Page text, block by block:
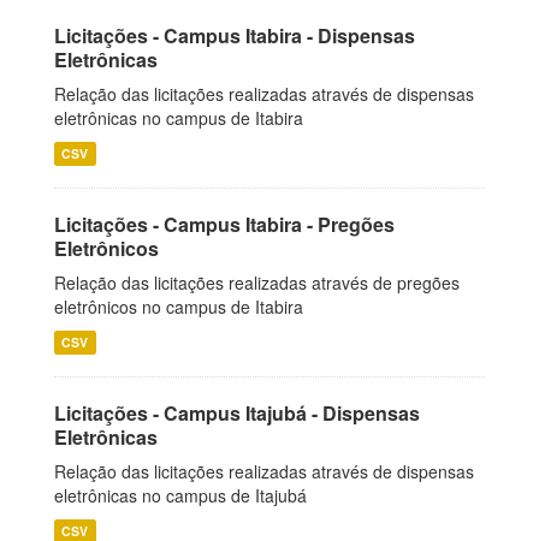
Licitações - Campus Itabira - Dispensas
Eletrônicas
Relação das licitações realizadas através de dispensas
eletrônicas no campus de Itabira
CSV
Licitações - Campus Itabira - Pregões
Eletrônicos
Relação das licitações realizadas através de pregões
eletrônicos no campus de Itabira
CSV
Licitações - Campus Itajubá - Dispensas
Eletrônicas
Relação das licitações realizadas através de dispensas
eletrônicas no campus de Itajubá
CSV